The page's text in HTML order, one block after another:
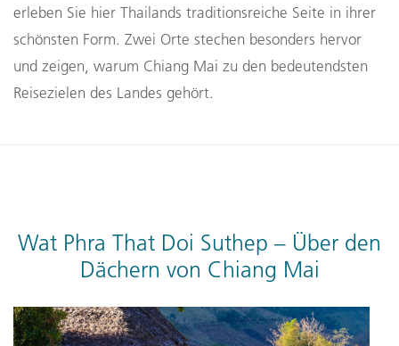
erleben Sie hier Thailands traditionsreiche Seite in ihrer
schönsten Form. Zwei Orte stechen besonders hervor
und zeigen, warum Chiang Mai zu den bedeutendsten
Reisezielen des Landes gehört.
Wat Phra That Doi Suthep – Über den
Dächern von Chiang Mai